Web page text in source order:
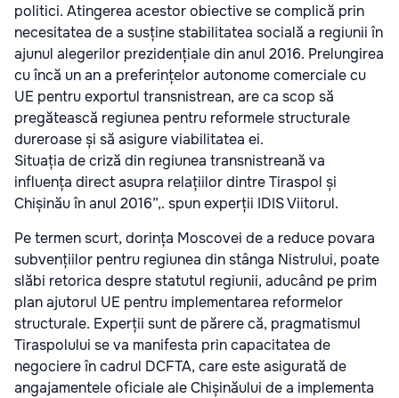
politici. Atingerea acestor obiective se complică prin
necesitatea de a susține stabilitatea socială a regiunii în
ajunul alegerilor prezidențiale din anul 2016. Prelungirea
cu încă un an a preferințelor autonome comerciale cu
UE pentru exportul transnistrean, are ca scop să
pregătească regiunea pentru reformele structurale
dureroase și să asigure viabilitatea ei.
Situația de criză din regiunea transnistreană va
influența direct asupra relațiilor dintre Tiraspol și
Chișinău în anul 2016”,. spun experții IDIS Viitorul.
Pe termen scurt, dorința Moscovei de a reduce povara
subvențiilor pentru regiunea din stânga Nistrului, poate
slăbi retorica despre statutul regiunii, aducând pe prim
plan ajutorul UE pentru implementarea reformelor
structurale. Experții sunt de părere că, pragmatismul
Tiraspolului se va manifesta prin capacitatea de
negociere în cadrul DCFTA, care este asigurată de
angajamentele oficiale ale Chișinăului de a implementa